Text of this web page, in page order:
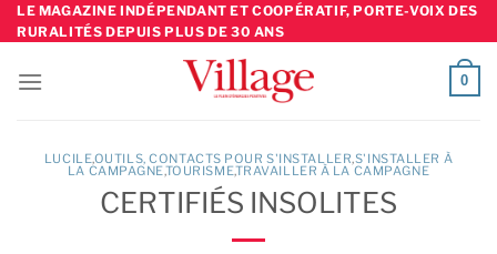
Skip
to
LE MAGAZINE INDÉPENDANT ET COOPÉRATIF, PORTE-VOIX DES
RURALITÉS DEPUIS PLUS DE 30 ANS
0
LUCILE,OUTILS, CONTACTS POUR S'INSTALLER,S'INSTALLER À
LA CAMPAGNETOURISMETRAVAILLER À LA CAMPAGNE
CERTIFIÉS INSOLITES